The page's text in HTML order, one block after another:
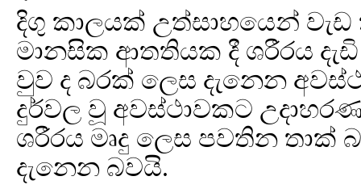
දිගු කාලයක් උත්සාහයෙන්
මානසික ආතතියක දී ශරීරය
වුව ද බරක් ලෙස දැනෙන
දුර්වල වූ අවස්ථාවකට
ශරීරය මෘදු ලෙස පවතින තාක්
දැනෙන බවයි.